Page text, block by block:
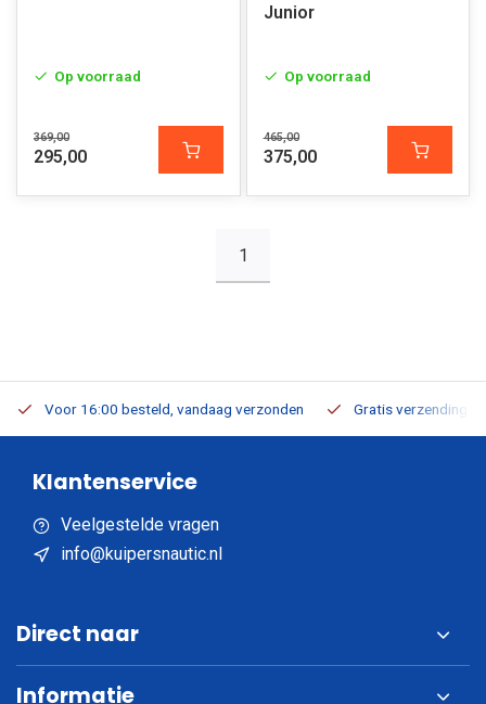
Op voorraad
369,00
295,00
Junior
Op voorraad
465,00
375,00
1
Voor 16:00 besteld, vandaag verzonden Gratis verzending
Klantenservice
Veelgestelde vragen
info@kuipersnautic.nl
Direct naar
Informatie